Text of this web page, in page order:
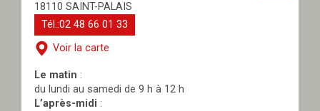
18110 SAINT-PALAIS
Tél.:02 48 66 01 33
Voir la carte
Le matin :
du lundi au samedi de 9 h à 12 h
L’après-midi :